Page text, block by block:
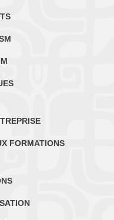
FORMATIONS